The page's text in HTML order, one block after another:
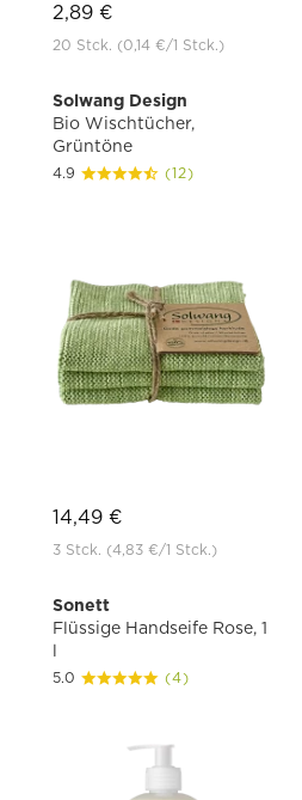
2,89 €
20 Stck. (0,14 €/1 Stck.)
Solwang Design
Bio Wischtücher,
Grüntöne
4.9 (12)
14,49 €
3 Stck. (4,83 €/1 Stck.)
Sonett
Flüssige Handseife Rose, 1
l
5.0 (4)